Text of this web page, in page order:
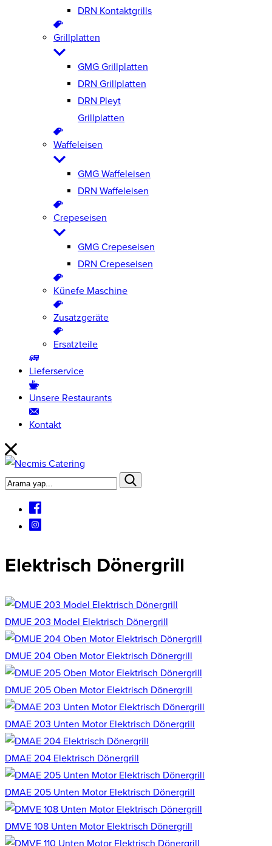
DRN Kontaktgrills
Grillplatten
GMG Grillplatten
DRN Grillplatten
DRN Pleyt
Grillplatten
Waffeleisen
GMG Waffeleisen
DRN Waffeleisen
Crepeseisen
GMG Crepeseisen
DRN Crepeseisen
Künefe Maschine
Zusatzgeräte
Ersatzteile
Lieferservice
Unsere Restaurants
Kontakt
Elektrisch Dönergrill
DMUE 203 Model Elektrisch Dönergrill
DMUE 204 Oben Motor Elektrisch Dönergrill
DMUE 205 Oben Motor Elektrisch Dönergrill
DMAE 203 Unten Motor Elektrisch Dönergrill
DMAE 204 Elektrisch Dönergrill
DMAE 205 Unten Motor Elektrisch Dönergrill
DMVE 108 Unten Motor Elektrisch Dönergrill